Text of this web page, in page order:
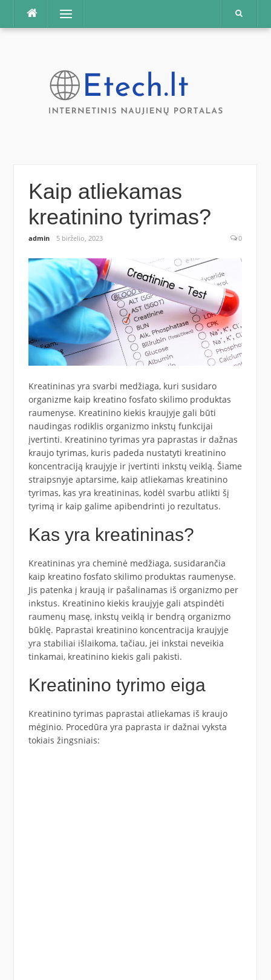
Praleisti
Meniu
Kaip atliekamas
kreatinino tyrimas?
admin 5 birželio, 2023 0
Kreatininas yra svarbi medžiaga, kuri susidaro
organizme kaip kreatino fosfato skilimo produktas
raumenyse. Kreatinino kiekis kraujyje gali būti
naudingas rodiklis organizmo inkstų funkcijai
įvertinti. Kreatinino tyrimas yra paprastas ir dažnas
kraujo tyrimas, kuris padeda nustatyti kreatinino
koncentraciją kraujyje ir įvertinti inkstų veiklą. Šiame
straipsnyje aptarsime, kaip atliekamas kreatinino
tyrimas, kas yra kreatininas, kodėl svarbu atlikti šį
tyrimą ir kaip galime apibendrinti jo rezultatus.
Kas yra kreatininas?
Kreatininas yra cheminė medžiaga, susidarančia
kaip kreatino fosfato skilimo produktas raumenyse.
Jis patenka į kraują ir pašalinamas iš organizmo per
inkstus. Kreatinino kiekis kraujyje gali atspindėti
raumenų masę, inkstų veiklą ir bendrą organizmo
būklę. Paprastai kreatinino koncentracija kraujyje
yra stabiliai išlaikoma, tačiau, jei inkstai neveikia
tinkamai, kreatinino kiekis gali pakisti.
Kreatinino tyrimo eiga
Kreatinino tyrimas paprastai atliekamas iš kraujo
mėginio. Procedūra yra paprasta ir dažnai vyksta
tokiais žingsniais: